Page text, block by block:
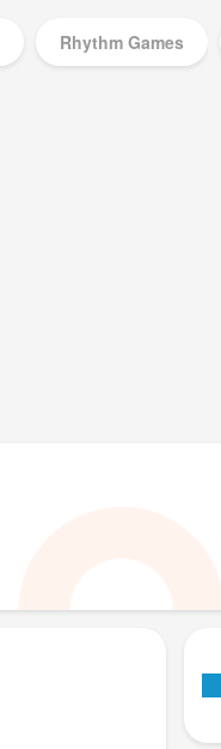
Rhythm Games